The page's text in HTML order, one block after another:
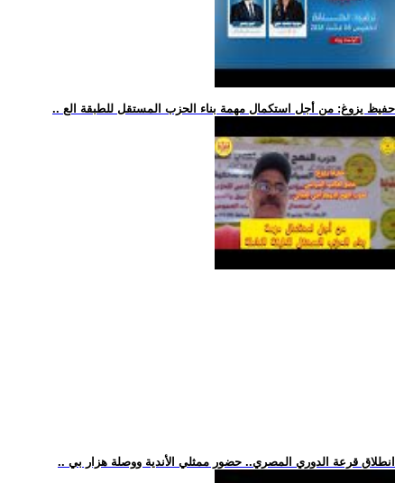
.. حفيظ يزوغ: من أجل استكمال مهمة بناء الحزب المستقل للطبقة الع
.. انطلاق قرعة الدوري المصري.. حضور ممثلي الأندية ووصلة هزار بي